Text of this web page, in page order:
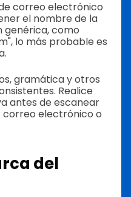
correo electrónico
el nombre de la
genérica, como
lo más probable es
gramática y otros
Realice
antes de escanear
correo electrónico o
del